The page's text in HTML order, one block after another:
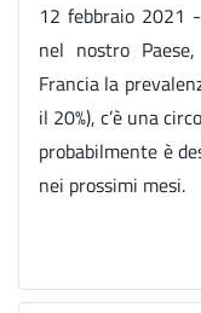
12 febbraio 2021
nel nostro
Francia la
il 20%), c’è una
probabilmente è
nei prossimi mesi.